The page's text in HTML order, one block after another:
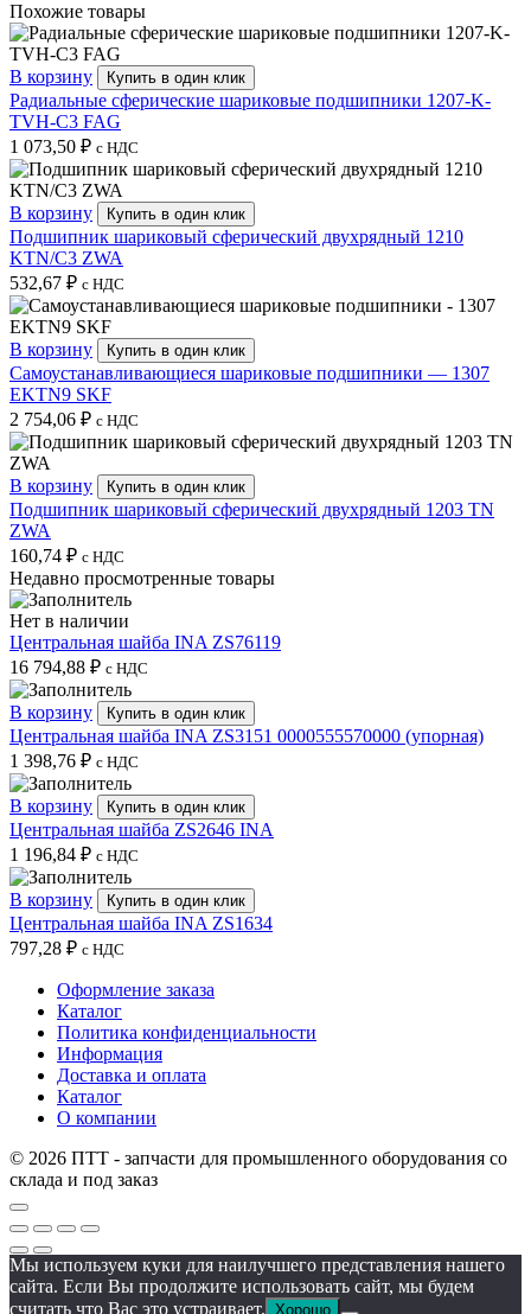
Похожие товары
В корзину Купить в один клик
Радиальные сферические шариковые подшипники 1207-K-
TVH-C3 FAG
1 073,50 ₽ с НДС
В корзину Купить в один клик
Подшипник шариковый сферический двухрядный 1210
KTN/C3 ZWA
532,67 ₽ с НДС
В корзину Купить в один клик
Самоустанавливающиеся шариковые подшипники — 1307
EKTN9 SKF
2 754,06 ₽ с НДС
В корзину Купить в один клик
Подшипник шариковый сферический двухрядный 1203 TN
ZWA
160,74 ₽ с НДС
Недавно просмотренные товары
Нет в наличии
Центральная шайба INA ZS76119
16 794,88 ₽ с НДС
В корзину Купить в один клик
Центральная шайба INA ZS3151 0000555570000 (упорная)
1 398,76 ₽ с НДС
В корзину Купить в один клик
Центральная шайба ZS2646 INA
1 196,84 ₽ с НДС
В корзину Купить в один клик
Центральная шайба INA ZS1634
797,28 ₽ с НДС
Оформление заказа
Каталог
Политика конфиденциальности
Информация
Доставка и оплата
Каталог
О компании
© 2026 ПТТ - запчасти для промышленного оборудования со
склада и под заказ
Мы используем куки для наилучшего представления нашего
сайта. Если Вы продолжите использовать сайт, мы будем
считать что Вас это устраивает. Хорошо